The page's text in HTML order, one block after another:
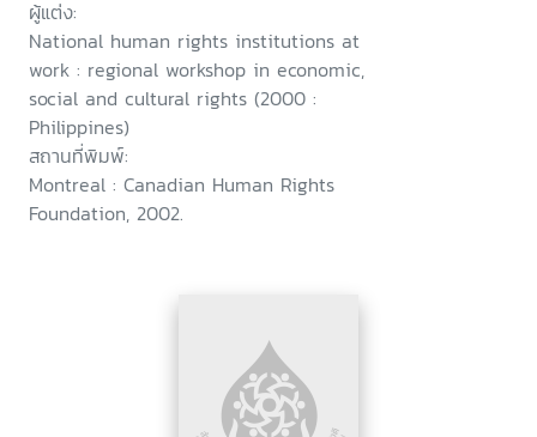
ผู้แต่ง:
National human rights institutions at
work : regional workshop in economic,
social and cultural rights (2000 :
Philippines)
สถานที่พิมพ์:
Montreal : Canadian Human Rights
Foundation, 2002.